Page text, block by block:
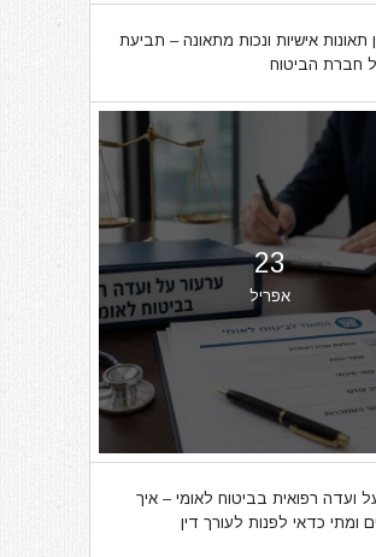
תאונות אישיות ונכות מתאונה – תביעת
חברת הביטוח
23
אפריל
ועדה רפואית בביטוח לאומי – איך
ומתי כדאי לפנות לעורך דין